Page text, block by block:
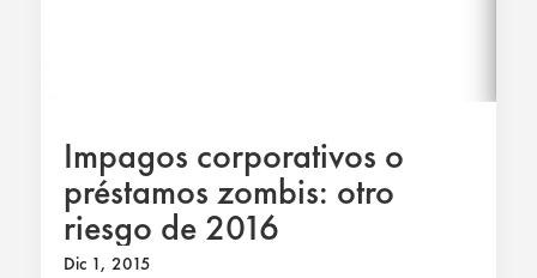
Impagos corporativos o
préstamos zombis: otro
riesgo de 2016
Dic 1, 2015